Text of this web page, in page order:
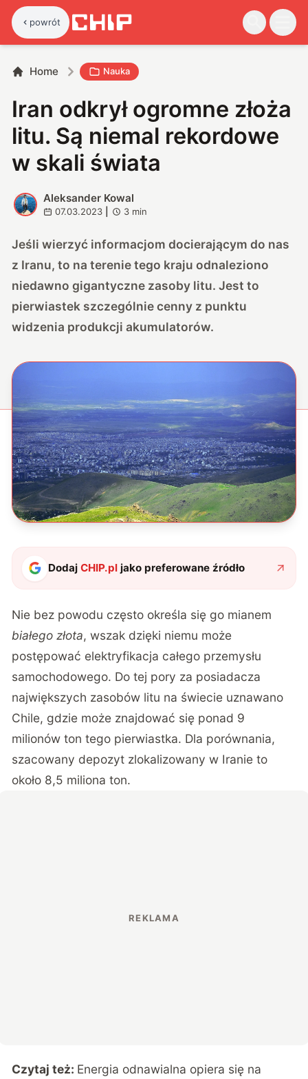
powrót
Home Nauka
Iran odkrył ogromne złoża
litu. Są niemal rekordowe
w skali świata
A
Aleksander Kowal
07.03.2023 3 min
Jeśli wierzyć informacjom docierającym do nas
z Iranu, to na terenie tego kraju odnaleziono
niedawno gigantyczne zasoby litu. Jest to
pierwiastek szczególnie cenny z punktu
widzenia produkcji akumulatorów.
DodajCHIP.pl jako preferowane źródło
Nie bez powodu często określa się go mianem
białego złota, wszak dzięki niemu może
postępować elektryfikacja całego przemysłu
samochodowego. Do tej pory za posiadacza
największych zasobów litu na świecie uznawano
Chile, gdzie może znajdować się ponad 9
milionów ton tego pierwiastka. Dla porównania,
szacowany depozyt zlokalizowany w Iranie to
około 8,5 miliona ton.
Czytaj też: Energia odnawialna opiera się na